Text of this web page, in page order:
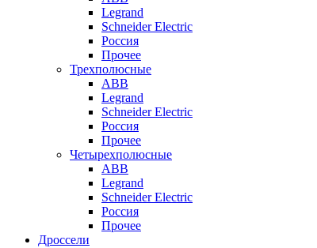
Legrand
Schneider Electric
Россия
Прочее
Трехполюсные
ABB
Legrand
Schneider Electric
Россия
Прочее
Четырехполюсные
ABB
Legrand
Schneider Electric
Россия
Прочее
Дроссели